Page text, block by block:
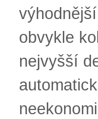
obvykle
nejvyšší